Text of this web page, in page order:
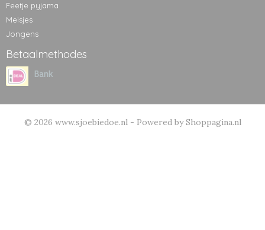
Feetje pyjama
Meisjes
Jongens
Betaalmethodes
© 2026 www.sjoebiedoe.nl - Powered by Shoppagina.nl